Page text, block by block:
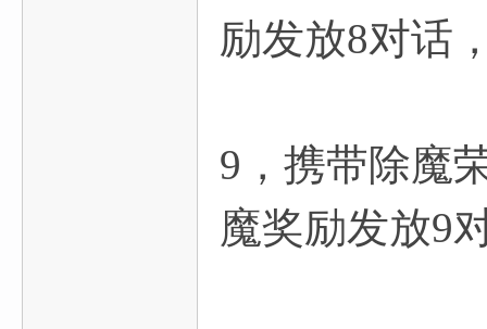
励发放8对话
9，携带除魔
魔奖励发放9